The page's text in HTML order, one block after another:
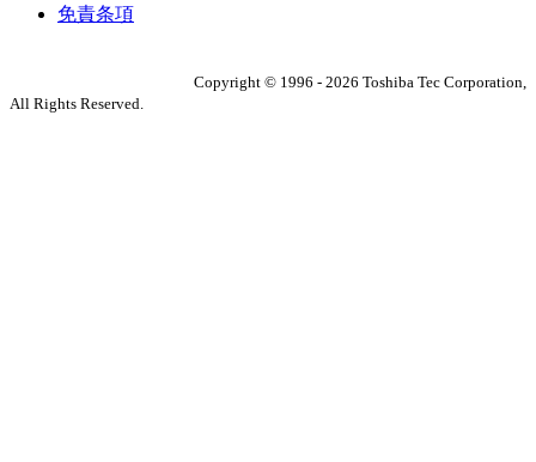
免責条項
Copyright © 1996 - 2026 Toshiba Tec Corporation,
All Rights Reserved.